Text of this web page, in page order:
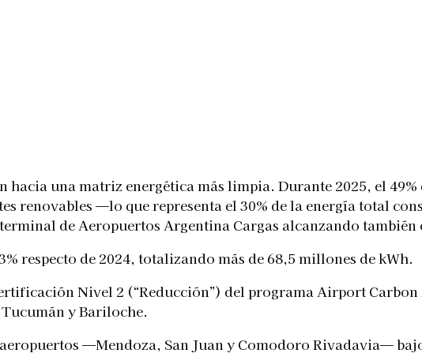
una matriz energética más limpia. Durante 2025, el
renovables —lo que representa el 30% de la energía total
de Aeropuertos Argentina Cargas alcanzando también
respecto de 2024, totalizando más de 68,5 millones de kWh.
Nivel 2 (“Reducción”) del programa Airport
y Bariloche.
—Mendoza, San Juan y Comodoro Rivadavia—